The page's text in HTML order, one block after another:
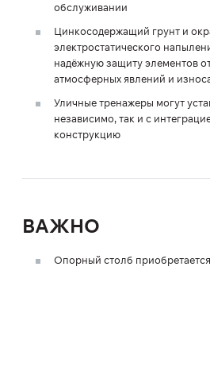
обслуживании
Цинкосодержащий грунт и
электростатического
надёжную защиту элементов
атмосферных явлений и
Уличные тренажеры могут
независимо, так и с
конструкцию
ВАЖНО
Опорный столб